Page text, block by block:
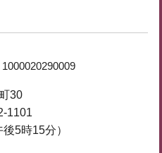
1000020290009
30
1101
5時15分）